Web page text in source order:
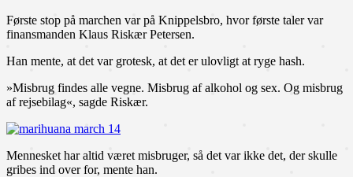
Første stop på marchen var på Knippelsbro, hvor første taler var
finansmanden Klaus Riskær Petersen.
Han mente, at det var grotesk, at det er ulovligt at ryge hash.
»Misbrug findes alle vegne. Misbrug af alkohol og sex. Og misbrug
af rejsebilag«, sagde Riskær.
Mennesket har altid været misbruger, så det var ikke det, der skulle
gribes ind over for, mente han.